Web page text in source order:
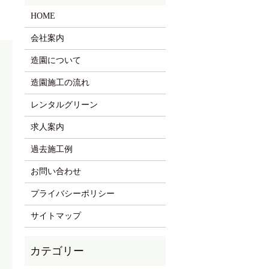
HOME
会社案内
造園について
造園施工の流れ
レンタルグリーン
求人案内
過去施工例
お問い合わせ
プライバシーポリシー
サイトマップ